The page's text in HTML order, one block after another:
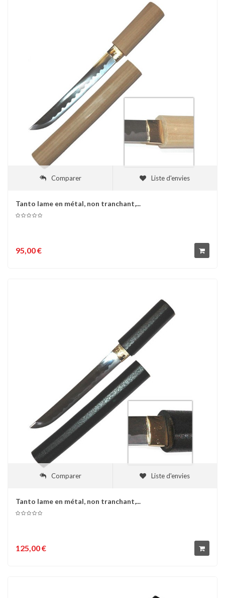
Comparer Liste d'envies
Tanto lame en métal, non tranchant,...
95,00 €
Comparer Liste d'envies
Tanto lame en métal, non tranchant,...
125,00 €